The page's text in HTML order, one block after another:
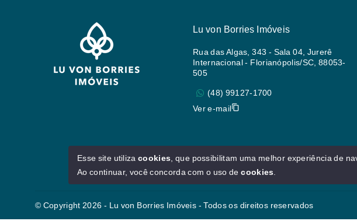
Lu von Borries Imóveis
Rua das Algas, 343 - Sala 04, Jurerê
Internacional - Florianópolis/SC, 88053-
505
(48) 99127-1700
Ver e-mail
© Copyright 2026 - Lu von Borries Imóveis - Todos os direitos reservados
Esse site utilizacookies , que possibilitam uma melhor experiência de
Ao continuar, você concorda com o uso decookies